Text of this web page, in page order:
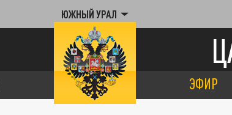
ЮЖНЫЙ УРАЛ
ЭФИР